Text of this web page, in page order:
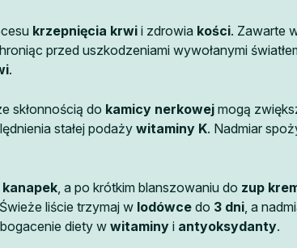
krzepnięcia krwi i zdrowia kości. Zawarte
przed uszkodzeniami wywołanymi
.
skłonnością do kamicy nerkowej mogą
stałej podaży witaminy K. Nadmiar
kanapek, a po krótkim blanszowaniu do zup
liście trzymaj w lodówce do 3 dni, a
diety w witaminy i antyoksydanty.